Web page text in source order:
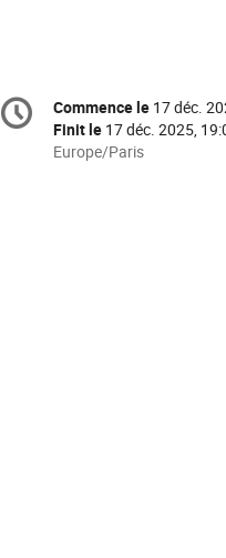
Information
de
Date/Heure
Commence le 17 déc.
Finit le 17 déc. 2025,
Toutes
Europe/Paris